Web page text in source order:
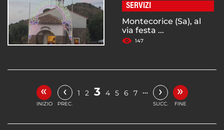
SERVIZI
Montecorice (Sa), al
via festa ...
147
«
INIZIO
‹
PREC.
1 2 3 4 5 6 7 … ›
SUCC.
»
FINE